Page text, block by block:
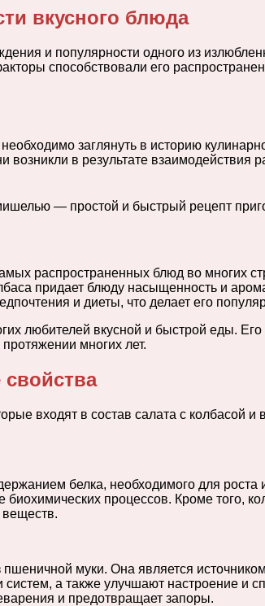
вкусного блюда
и популярности одного из
способствовали его
заглянуть в историю
в результате взаимодействия
распространенных блюд во многих
придает блюду насыщенность и
и диеты, что делает его
любителей вкусной и быстрой еды.
многих лет.
входят в состав салата с колбасой
белка, необходимого для
процессов. Кроме того,
муки. Она является
систем, а также улучшают настроение
и предотвращает запоры.